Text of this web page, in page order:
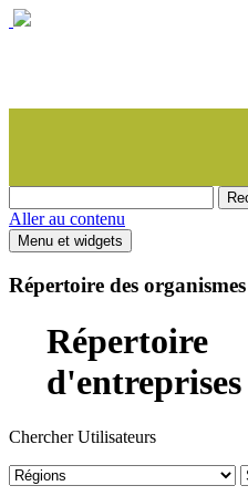
Aller au contenu
Menu et widgets
Répertoire des
Répertoire
d'entreprises
Chercher Utilisateurs